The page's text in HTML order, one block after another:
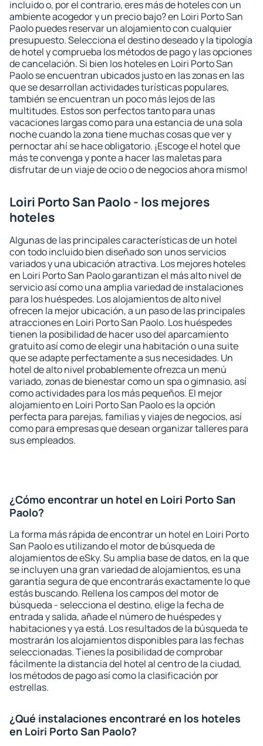
incluido o, por el contrario, eres más de hoteles con un
ambiente acogedor y un precio bajo? en Loiri Porto San
Paolo puedes reservar un alojamiento con cualquier
presupuesto. Selecciona el destino deseado y la tipología
de hotel y comprueba los métodos de pago y las opciones
de cancelación. Si bien los hoteles en Loiri Porto San
Paolo se encuentran ubicados justo en las zonas en las
que se desarrollan actividades turísticas populares,
también se encuentran un poco más lejos de las
multitudes. Estos son perfectos tanto para unas
vacaciones largas como para una estancia de una sola
noche cuando la zona tiene muchas cosas que ver y
pernoctar ahí se hace obligatorio. ¡Escoge el hotel que
más te convenga y ponte a hacer las maletas para
disfrutar de un viaje de ocio o de negocios ahora mismo!
Loiri Porto San Paolo - los mejores
hoteles
Algunas de las principales características de un hotel
con todo incluido bien diseñado son unos servicios
variados y una ubicación atractiva. Los mejores hoteles
en Loiri Porto San Paolo garantizan el más alto nivel de
servicio así como una amplia variedad de instalaciones
para los huéspedes. Los alojamientos de alto nivel
ofrecen la mejor ubicación, a un paso de las principales
atracciones en Loiri Porto San Paolo. Los huéspedes
tienen la posibilidad de hacer uso del aparcamiento
gratuito así como de elegir una habitación o una suite
que se adapte perfectamente a sus necesidades. Un
hotel de alto nivel probablemente ofrezca un menú
variado, zonas de bienestar como un spa o gimnasio, así
como actividades para los más pequeños. El mejor
alojamiento en Loiri Porto San Paolo es la opción
perfecta para parejas, familias y viajes de negocios, así
como para empresas que desean organizar talleres para
sus empleados.
¿Cómo encontrar un hotel en Loiri Porto San
Paolo?
La forma más rápida de encontrar un hotel en Loiri Porto
San Paolo es utilizando el motor de búsqueda de
alojamientos de eSky. Su amplia base de datos, en la que
se incluyen una gran variedad de alojamientos, es una
garantía segura de que encontrarás exactamente lo que
estás buscando. Rellena los campos del motor de
búsqueda - selecciona el destino, elige la fecha de
entrada y salida, añade el número de huéspedes y
habitaciones y ya está. Los resultados de la búsqueda te
mostrarán los alojamientos disponibles para las fechas
seleccionadas. Tienes la posibilidad de comprobar
fácilmente la distancia del hotel al centro de la ciudad,
los métodos de pago así como la clasificación por
estrellas.
¿Qué instalaciones encontraré en los hoteles
en Loiri Porto San Paolo?